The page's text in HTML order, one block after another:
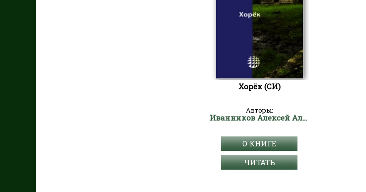
Хорёк (СИ)
Авторы:
Иванников Алексей Алексеевич
О КНИГЕ
ЧИТАТЬ